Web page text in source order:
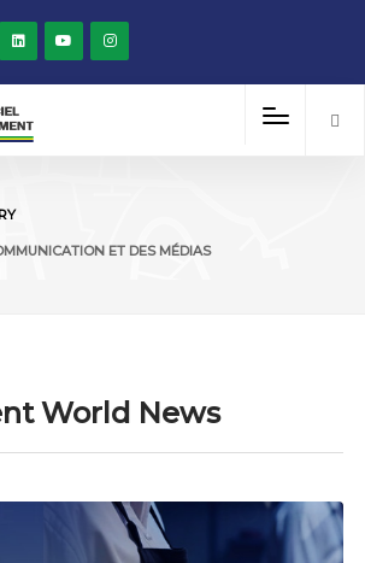
ET DES MÉDIAS
World News